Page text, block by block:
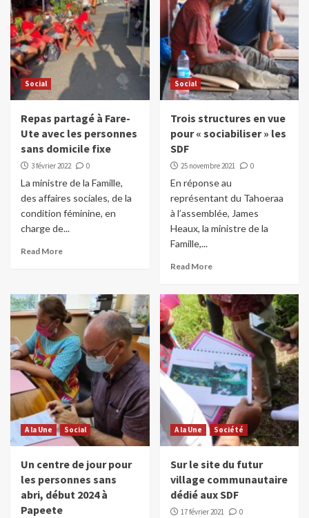
Social
Repas partagé à Fare-
Ute avec les personnes
sans domicile fixe
3 février 2022 0
La ministre de la Famille,
des affaires sociales, de la
condition féminine, en
charge de...
Read More
Social
Trois structures en vue
pour « sociabiliser » les
SDF
25 novembre 2021 0
En réponse au
représentant du Tahoeraa
à l’assemblée, James
Heaux, la ministre de la
Famille,...
Read More
A la Une Social
Un centre de jour pour
les personnes sans
abri, début 2024 à
Papeete
A la Une Société
Sur le site du futur
village communautaire
dédié aux SDF
17 février 2021 0